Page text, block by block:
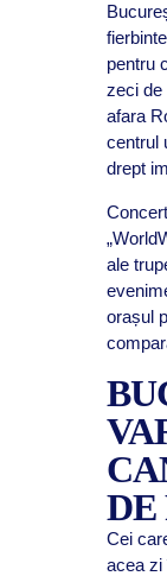
pentru
zeci de
afara
centrul
drept
ale
orașul
DE
Cei
acea zi